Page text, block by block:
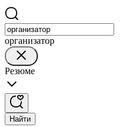
организатор
Резюме
Найти